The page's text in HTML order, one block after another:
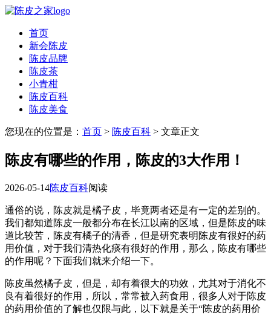
首页
新会陈皮
陈皮品牌
陈皮茶
小青柑
陈皮百科
陈皮美食
您现在的位置是： 首页 > 陈皮百科 > 文章正文
陈皮有哪些的作用，陈皮的3大作用！
2026-05-14陈皮百科阅读
通俗的说，陈皮就是橘子皮，毕竟两者还是有一定的差别的。
我们都知道陈皮一般都分布在长江以南的区域，但是陈皮的味
道比较苦，陈皮有橘子的清香，但是研究表明陈皮有很好的药
用价值，对于我们清热化痰有很好的作用，那么，陈皮有哪些
的作用呢？下面我们就来介绍一下。
陈皮虽然橘子皮，但是，却有着很大的功效，尤其对于消化不
良有着很好的作用，所以，常常被入药食用，很多人对于陈皮
的药用价值的了解也仅限与此，以下就是关于“陈皮的药用价